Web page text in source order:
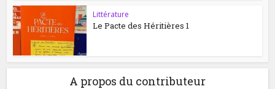
Littérature
Le Pacte des Héritières 1
A propos du contributeur